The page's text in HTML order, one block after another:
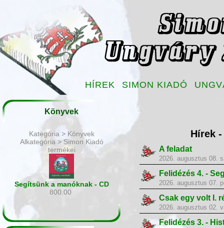
HÍREK SIMON KIADÓ
Könyvek
Kategória > Könyvek
Alkategória > Simon Kiadó
termékei
Segítsünk a manóknak - CD
800.00
Hírek
A feladat
2026. augusztus 08.
Felidézés 4. -
2026. augusztus 07.
Csak egy volt I.
2026. augusztus 02.
Felidézés 3. -